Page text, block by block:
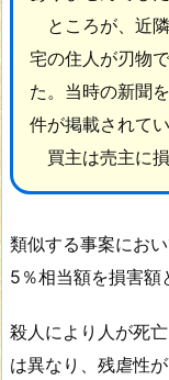
ところが、近
宅の住人が刃物
た。当時の新聞
件が掲載されて
買主は売主に損
類似する事案にお
5％相当額を損害額
殺人により人が死
は異なり、残虐性